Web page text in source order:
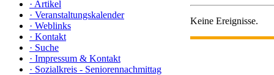
· Artikel
· Veranstaltungskalender
· Weblinks
· Kontakt
· Suche
· Impressum & Kontakt
· Sozialkreis - Seniorennachmittag
Keine Ereignisse.